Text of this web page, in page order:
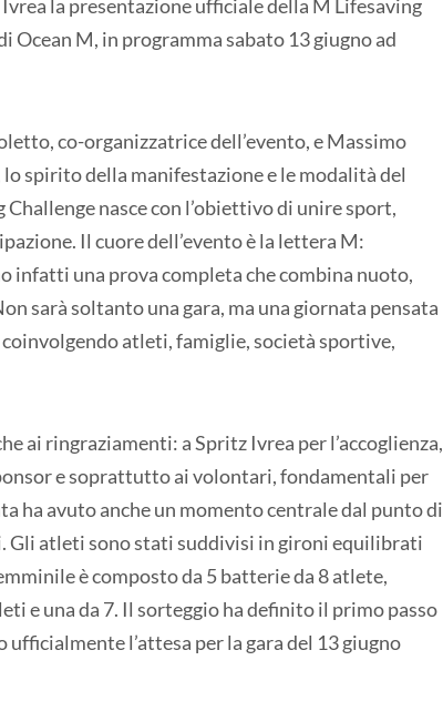
la presentazione ufficiale della M Lifesaving
M, in programma sabato 13 giugno ad
co-organizzatrice dell’evento, e Massimo
spirito della manifestazione e le modalità del
nasce con l’obiettivo di unire sport,
Il cuore dell’evento è la lettera M:
infatti una prova completa che combina nuoto,
sarà soltanto una gara, ma una giornata pensata
atleti, famiglie, società sportive,
ai ringraziamenti: a Spritz Ivrea per l’accoglienza,
e soprattutto ai volontari, fondamentali per
ha avuto anche un momento centrale dal punto di
atleti sono stati suddivisi in gironi equilibrati
è composto da 5 batterie da 8 atlete,
e una da 7. Il sorteggio ha definito il primo passo
l’attesa per la gara del 13 giugno